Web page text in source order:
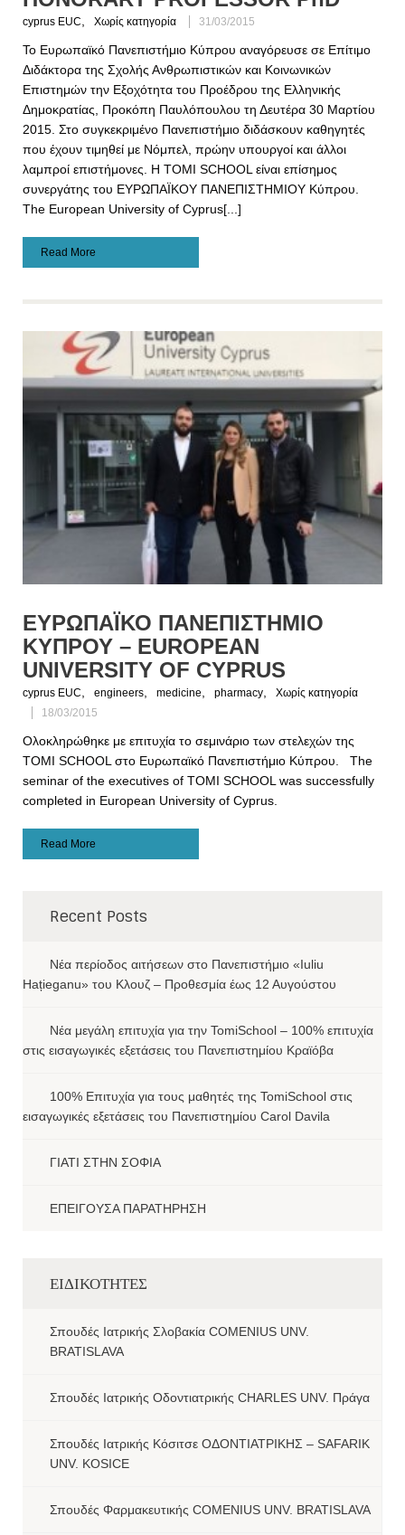
cyprus EUC, Χωρίς κατηγορία 31/03/2015
Το Ευρωπαϊκό Πανεπιστήμιο Κύπρου αναγόρευσε σε Επίτιμο
Διδάκτορα της Σχολής Ανθρωπιστικών και Κοινωνικών
Επιστημών την Εξοχότητα του Προέδρου της Ελληνικής
Δημοκρατίας, Προκόπη Παυλόπουλου τη Δευτέρα 30 Μαρτίου
2015. Στο συγκεκριμένο Πανεπιστήμιο διδάσκουν καθηγητές
που έχουν τιμηθεί με Νόμπελ, πρώην υπουργοί και άλλοι
λαμπροί επιστήμονες. Η TOMI SCHOOL είναι επίσημος
συνεργάτης του ΕΥΡΩΠΑΪΚΟΥ ΠΑΝΕΠΙΣΤΗΜΙΟΥ Κύπρου.
The European University of Cyprus[...]
Read More
ΕΥΡΩΠΑΪΚΟ ΠΑΝΕΠΙΣΤΗΜΙΟ
ΚΥΠΡΟΥ – EUROPEAN
UNIVERSITY OF CYPRUS
cyprus EUC, engineers, medicine, pharmacy,
Χωρίς κατηγορία
18/03/2015
Ολοκληρώθηκε με επιτυχία το σεμινάριο των στελεχών της
TOMI SCHOOL στο Ευρωπαϊκό Πανεπιστήμιο Κύπρου. The
seminar of the executives of TOMI SCHOOL was successfully
completed in European University of Cyprus.
Read More
Recent Posts
Νέα περίοδος αιτήσεων στο Πανεπιστήμιο «Iuliu
Hațieganu» του Κλουζ – Προθεσμία έως 12 Αυγούστου
Νέα μεγάλη επιτυχία για την TomiSchool – 100% επιτυχία
στις εισαγωγικές εξετάσεις του Πανεπιστημίου Κραϊόβα
100% Επιτυχία για τους μαθητές της TomiSchool στις
εισαγωγικές εξετάσεις του Πανεπιστημίου Carol Davila
ΓΙΑΤΙ ΣΤΗΝ ΣΟΦΙΑ
ΕΠΕΙΓΟΥΣΑ ΠΑΡΑΤΗΡΗΣΗ
ΕΙΔΙΚΟΤΗΤΕΣ
Σπουδές Ιατρικής Σλοβακία COMENIUS UNV.
BRATISLAVA
Σπουδές Ιατρικής Οδοντιατρικής CHARLES UNV. Πράγα
Σπουδές Ιατρικής Κόσιτσε ΟΔΟΝΤΙΑΤΡΙΚΗΣ – SAFARIK
UNV. KOSICE
Σπουδές Φαρμακευτικής COMENIUS UNV. BRATISLAVA